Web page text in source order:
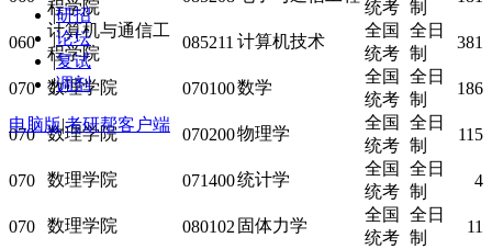
程学院 统考 制
060
计算机与通信工
程学院
085211 计算机技术
全国
统考
全日
制
381
070 数理学院 070100数学
全国
统考
全日
制
186
070 数理学院 070200物理学
全国
统考
全日
制
115
070 数理学院 071400统计学
全国
统考
全日
制
4
070 数理学院 080102 固体力学
全国
统考
全日
制
11
|研招
|论坛
|复试
|调剂
电脑版|考研帮客户端